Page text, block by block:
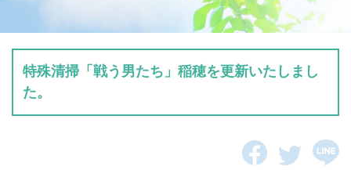
特殊清掃「戦う男たち」稲穂を更新いたしまし
た。